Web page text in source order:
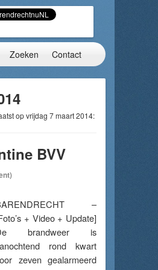
Zoeken Contact
op vrijdag 7 maart 2014:
BVV
–
+ Video + Update]
brandweer is
rond kwart
zeven gealarmeerd